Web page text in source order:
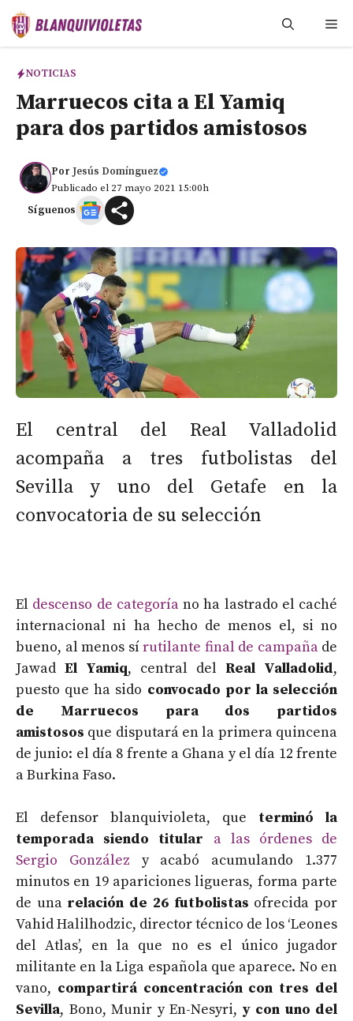
Saltar
NOTICIAS
Marruecos cita a El Yamiq
para dos partidos amistosos
Por Jesús Domínguez
Publicado el 27 mayo 2021 15:00h
Síguenos
El central del Real Valladolid
acompaña a tres futbolistas del
Sevilla y uno del Getafe en la
convocatoria de su selección
El descenso de categoríano ha lastrado el caché
internacional ni ha hecho de menos el, si no
bueno, al menos sírutilante final de campañade
Jawad El Yamiq, central del Real Valladolid,
puesto que ha sido convocado por la selección
de Marruecos para dos partidos
amistosos que disputará en la primera quincena
de junio: el día 8 frente a Ghana y el día 12 frente
a Burkina Faso.
El defensor blanquivioleta, que terminó la
temporada siendo titular
a las órdenes de
Sergio González y acabó acumulando 1.377
minutos en 19 apariciones ligueras, forma parte
de una relación de 26 futbolistas ofrecida por
Vahid Halilhodzic, director técnico de los ‘Leones
del Atlas’, en la que no es el único jugador
militante en la Liga española que aparece. No en
vano, compartirá concentración con tres del
Sevilla, Bono, Munir y En-Nesyri, y con uno del